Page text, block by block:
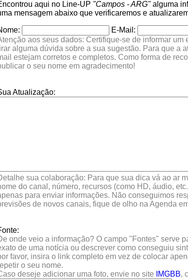
aqui no Line-UP "Campos - ARG"alguma
mensagem abaixo que verificaremos e
E-Mail:
aos seus dados: Certifique-se de informar
alguma dúvida sobre a sua sugestão. Para que a
estejam corretos e completos. Como forma de
o seu nome em agradecimento!
Atualização:
sua colaboração: Para que sua dica vá ao ar
do canal, número, recursos (como HD, áudio,
para enviar informações. Não conseguimos
de novos canais, fique de olho na Agenda
onde veio a informação? O campo "Fontes" serve
de uma notícia ou descrever como conseguiu
favor, insira o link completo em vez de colocar
o seu nome.
deseje adicionar uma foto, envie no site
IMGBB,